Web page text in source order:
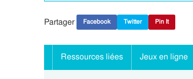
Partager Facebook Twitter Pin It
Ressources liées Jeux en ligne